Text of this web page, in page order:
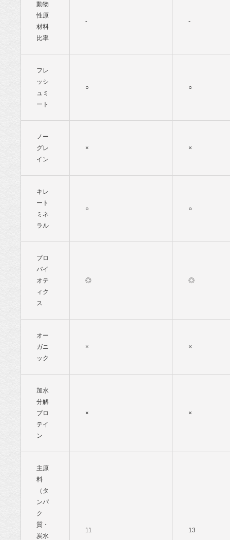
動物
性原
材料
比率
- -
フレ
ッシ
ュミ
ート
○ ○
ノー
グレ
イン
× ×
キレ
ート
ミネ
ラル
○ ○
プロ
バイ
オテ
ィク
ス
◎ ◎
オー
ガニ
ック
× ×
加水
分解
プロ
テイ
ン
× ×
主原
料
（タ
ンパ
ク
質・
炭水
11 13